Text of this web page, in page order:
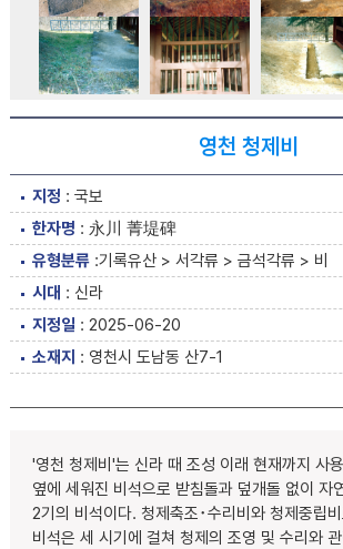
영천 청제비
지정 : 국보
한자명 : 永川 菁堤碑
유형분류:기록유산 > 서각류 > 금석각류 > 비
시대 : 신라
지정일 : 2025-06-20
소재지 : 영천시 도남동 산7-1
'영천 청제비'는 신라 때 조성 이래 현재까지 사
옆에 세워진 비석으로 받침돌과 덮개돌 없이 자
2기의 비석이다. 청제축조･수리비와 청제중립비
비석은 세 시기에 걸쳐 청제의 조영 및 수리와